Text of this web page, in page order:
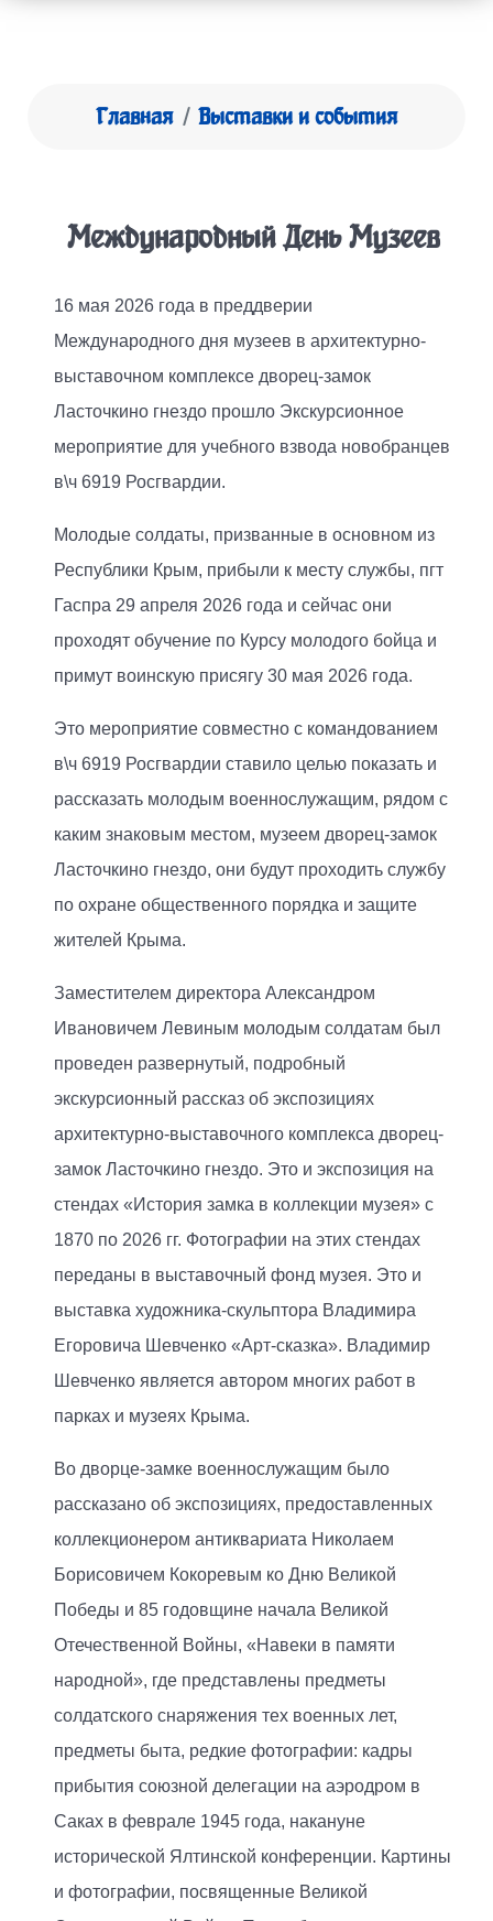
Главная Выставки и события
Международный День Музеев
16 мая 2026 года в преддверии
Международного дня музеев в архитектурно-
выставочном комплексе дворец-замок
Ласточкино гнездо прошло Экскурсионное
мероприятие для учебного взвода новобранцев
в\ч 6919 Росгвардии.
Молодые солдаты, призванные в основном из
Республики Крым, прибыли к месту службы, пгт
Гаспра 29 апреля 2026 года и сейчас они
проходят обучение по Курсу молодого бойца и
примут воинскую присягу 30 мая 2026 года.
Это мероприятие совместно с командованием
в\ч 6919 Росгвардии ставило целью показать и
рассказать молодым военнослужащим, рядом с
каким знаковым местом, музеем дворец-замок
Ласточкино гнездо, они будут проходить службу
по охране общественного порядка и защите
жителей Крыма.
Заместителем директора Александром
Ивановичем Левиным молодым солдатам был
проведен развернутый, подробный
экскурсионный рассказ об экспозициях
архитектурно-выставочного комплекса дворец-
замок Ласточкино гнездо. Это и экспозиция на
стендах «История замка в коллекции музея» с
1870 по 2026 гг. Фотографии на этих стендах
переданы в выставочный фонд музея. Это и
выставка художника-скульптора Владимира
Егоровича Шевченко «Арт-сказка». Владимир
Шевченко является автором многих работ в
парках и музеях Крыма.
Во дворце-замке военнослужащим было
рассказано об экспозициях, предоставленных
коллекционером антиквариата Николаем
Борисовичем Кокоревым ко Дню Великой
Победы и 85 годовщине начала Великой
Отечественной Войны, «Навеки в памяти
народной», где представлены предметы
солдатского снаряжения тех военных лет,
предметы быта, редкие фотографии: кадры
прибытия союзной делегации на аэродром в
Саках в феврале 1945 года, накануне
исторической Ялтинской конференции. Картины
и фотографии, посвященные Великой